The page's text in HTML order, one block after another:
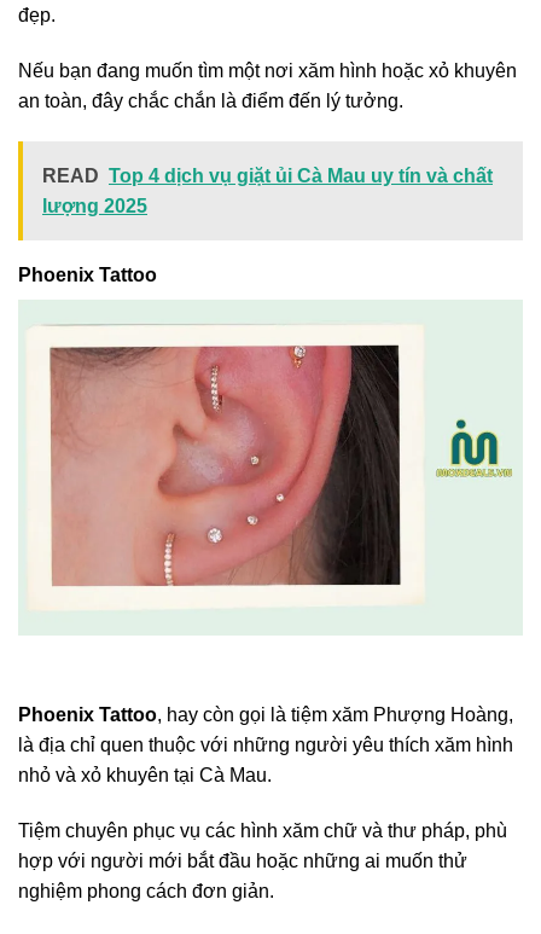
đẹp.
Nếu bạn đang muốn tìm một nơi xăm hình hoặc xỏ khuyên
an toàn, đây chắc chắn là điểm đến lý tưởng.
READ Top 4 dịch vụ giặt ủi Cà Mau uy tín và chất
lượng 2025
Phoenix Tattoo
Phoenix Tattoo, hay còn gọi là tiệm xăm Phượng Hoàng,
là địa chỉ quen thuộc với những người yêu thích xăm hình
nhỏ và xỏ khuyên tại Cà Mau.
Tiệm chuyên phục vụ các hình xăm chữ và thư pháp, phù
hợp với người mới bắt đầu hoặc những ai muốn thử
nghiệm phong cách đơn giản.